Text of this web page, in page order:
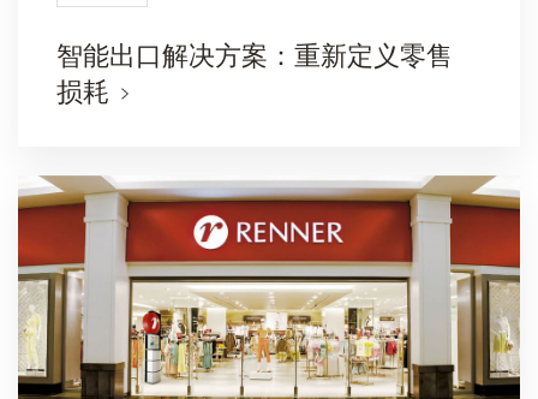
智能出口解决方案：重新定义零售
损耗